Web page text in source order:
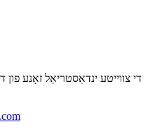
די צווייטע ינדאַסטריאַל זאָנע